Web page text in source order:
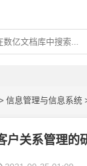
信息管理与信息系统
户关系管理的